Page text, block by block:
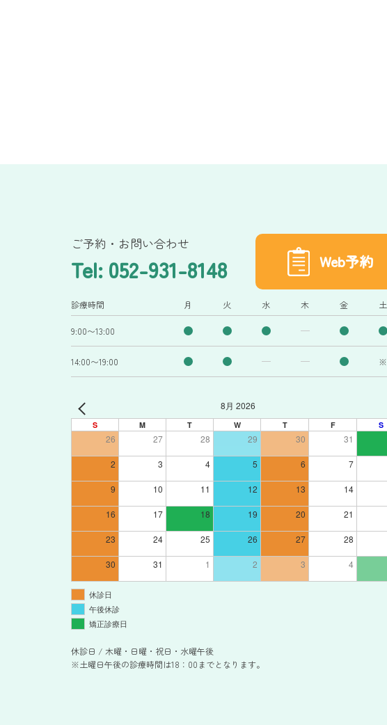
ご予約・お問い合わせ
Tel: 052-931-8148 Web予約
診療時間 月 火 水 木 金 土
9:00〜13:00
14:00〜19:00 ※
8月 2026
S M T W T F S
26 27 28 29 30 31
2 3 4 5 6 7
9 10 11 12 13 14
16 17 18 19 20 21
23 24 25 26 27 28
30 31 1 2 3 4
休診日
午後休診
矯正診療日
休診日 / 木曜・日曜・祝日・水曜午後
※土曜日午後の診療時間は18：00までとなります。